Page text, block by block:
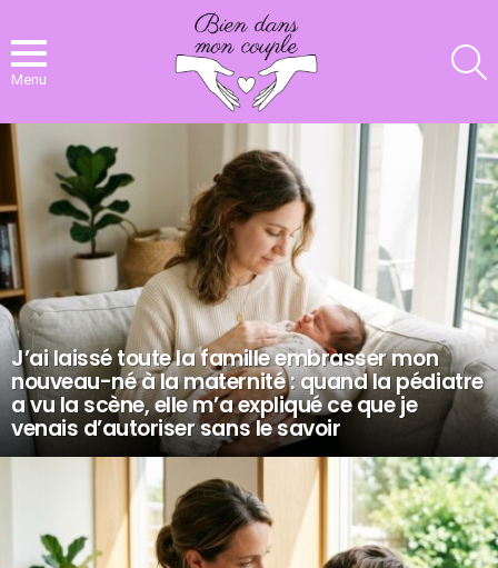
Menu
NOS
DERNIERS
ARTICLES
J’ai laissé toute la famille embrasser mon
nouveau-né à la maternité : quand la pédiatre
a vu la scène, elle m’a expliqué ce que je
venais d’autoriser sans le savoir